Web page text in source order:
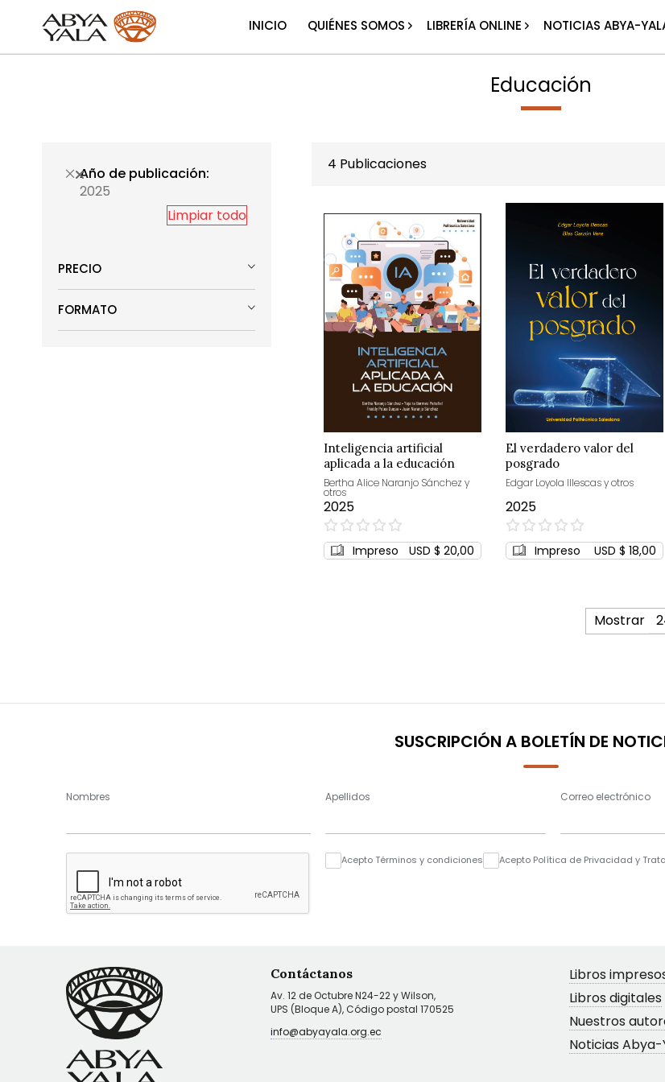
INICIO QUIÉNES SOMOS LIBRERÍA ONLINE NOTICIAS ABYA-
Educación
4 Publicaciones
Inteligencia artificial
aplicada a la educación
Bertha Alice Naranjo Sánchez y
otros
2025
0%
Impreso USD $ 20,00
El verdadero valor del
posgrado
Edgar Loyola Illescas y otros
2025
0%
Impreso USD $ 18,00
Mostrar
Año de publicación
2025
Limpiar todo
PRECIO
FORMATO
SUSCRIPCIÓN A BOLETÍN DE
Nombres Apellidos Correo electrónico
Acepto Términos y condiciones Acepto Política de Privacidad y
Contáctanos
Av. 12 de Octubre N24-22 y Wilson,
UPS (Bloque A), Código postal 170525
info@abyayala.org.ec
Libros
Libros digitales
Nuestros
Noticias Abya-